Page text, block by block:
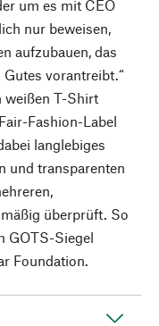
um es mit CEO
nur beweisen,
aufzubauen, das
vorantreibt.“
weißen T-Shirt
Fashion-Label
langlebiges
und transparenten
überprüft. So
GOTS-Siegel
Foundation.